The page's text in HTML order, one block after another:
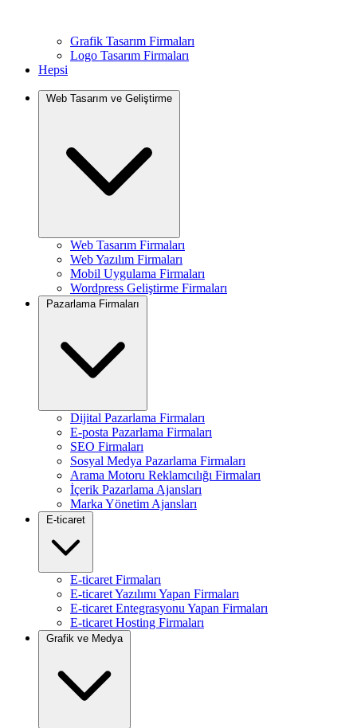
Grafik Tasarım Firmaları
Logo Tasarım Firmaları
Hepsi
Web Tasarım ve Geliştirme
Web Tasarım Firmaları
Web Yazılım Firmaları
Mobil Uygulama Firmaları
Wordpress Geliştirme Firmaları
Pazarlama Firmaları
Dijital Pazarlama Firmaları
E-posta Pazarlama Firmaları
SEO Firmaları
Sosyal Medya Pazarlama Firmaları
Arama Motoru Reklamcılığı Firmaları
İçerik Pazarlama Ajansları
Marka Yönetim Ajansları
E-ticaret
E-ticaret Firmaları
E-ticaret Yazılımı Yapan Firmaları
E-ticaret Entegrasyonu Yapan Firmaları
E-ticaret Hosting Firmaları
Grafik ve Medya